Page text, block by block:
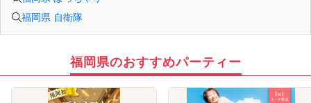
ドリンクメニュー・フード類については店舗により若干変更する場合がありま
す。
最少催行人数2対2～
ただし当日欠席による人数減少は不可抗力のため返金は行いません。
上記同意了承の上お申し込みいただいたとみなします。
福岡県 自衛隊
福岡県のおすすめパーティー